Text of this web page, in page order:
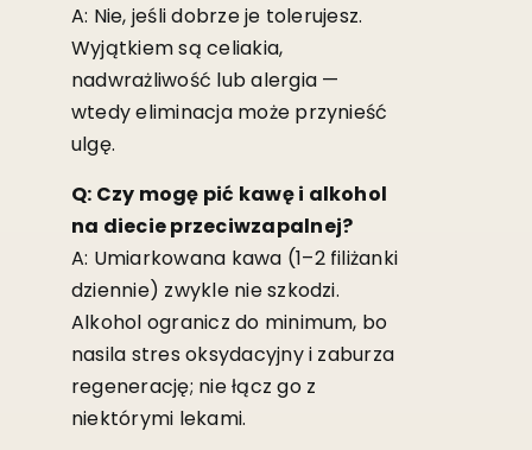
A: Nie, jeśli dobrze je tolerujesz.
Wyjątkiem są celiakia,
nadwrażliwość lub alergia —
wtedy eliminacja może przynieść
ulgę.
Q: Czy mogę pić kawę i alkohol
na diecie przeciwzapalnej?
A: Umiarkowana kawa (1–2 filiżanki
dziennie) zwykle nie szkodzi.
Alkohol ogranicz do minimum, bo
nasila stres oksydacyjny i zaburza
regenerację; nie łącz go z
niektórymi lekami.